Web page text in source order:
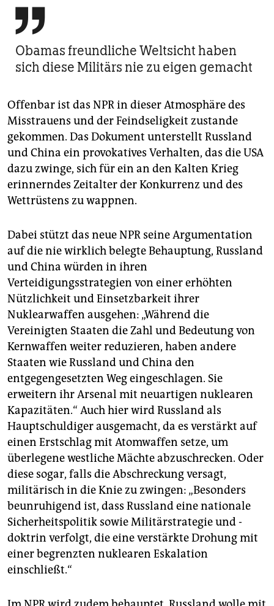

Obamas freundliche Weltsicht haben
sich diese Militärs nie zu eigen gemacht
Offenbar ist das NPR in dieser Atmosphäre des
Misstrauens und der Feindseligkeit zustande
gekommen. Das Dokument unterstellt Russland
und China ein provokatives Verhalten, das die USA
dazu zwinge, sich für ein an den Kalten Krieg
erinnerndes Zeitalter der Konkurrenz und des
Wettrüstens zu wappnen.
Dabei stützt das neue NPR seine Argumentation
auf die nie wirklich belegte Behauptung, Russland
und China würden in ihren
Verteidigungsstrategien von einer erhöhten
Nützlichkeit und Einsetzbarkeit ihrer
Nuklearwaffen ausgehen: „Während die
Vereinigten Staaten die Zahl und Bedeutung von
Kernwaffen weiter reduzieren, haben andere
Staaten wie Russland und China den
entgegengesetzten Weg eingeschlagen. Sie
erweitern ihr Arsenal mit neuartigen nuklearen
Kapazitäten.“ Auch hier wird Russland als
Hauptschuldiger ausgemacht, da es verstärkt auf
einen Erstschlag mit Atomwaffen setze, um
überlegene westliche Mächte abzuschrecken. Oder
diese sogar, falls die Abschreckung versagt,
militärisch in die Knie zu zwingen: „Besonders
beunruhigend ist, dass Russland eine nationale
Sicherheitspolitik sowie Militärstrategie und -
doktrin verfolgt, die eine verstärkte Drohung mit
einer begrenzten nuklearen Eskalation
einschließt.“